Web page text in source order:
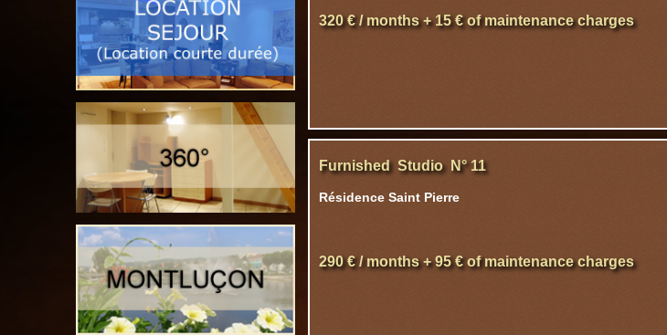
320 € / months + 15 € of maintenance charges
Furnished Studio N° 11
Résidence Saint Pierre
290 € / months + 95 € of maintenance charges